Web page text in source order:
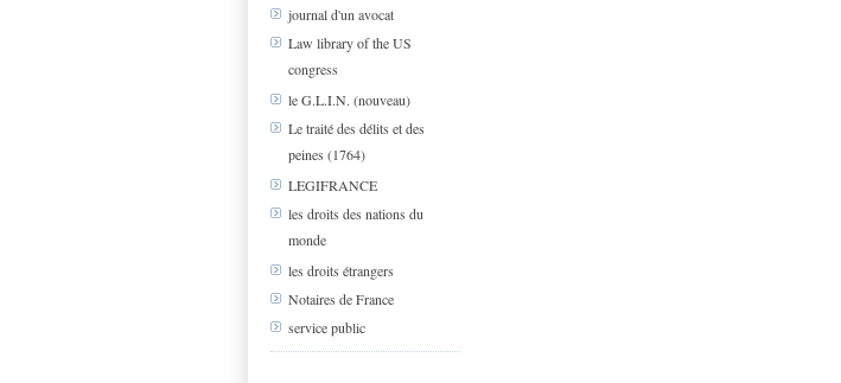
journal d'un avocat
Law library of the US
congress
le G.L.I.N. (nouveau)
Le traité des délits et des
peines (1764)
LEGIFRANCE
les droits des nations du
monde
les droits étrangers
Notaires de France
service public